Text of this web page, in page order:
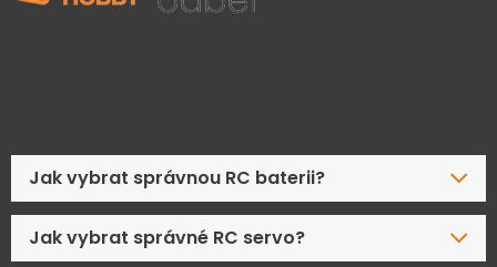
Jak vybrat správnou RC baterii?
Jak vybrat správné RC servo?